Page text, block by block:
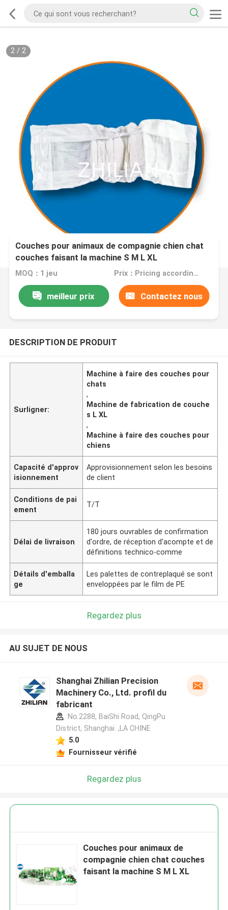
2/ 2
Couches pour animaux de compagnie chien chat
couches faisant la machine S M L XL
MOQ：1 jeu Prix：Pricing according to machine configuration
meilleur prix Contactez nous
DESCRIPTION DE PRODUIT
Surligner:
Machine à faire des couches pour
chats
,
Machine de fabrication de couche
s L XL
,
Machine à faire des couches pour
chiens
Capacité d'approv
isionnement
Approvisionnement selon les besoins
de client
Conditions de pai
ement
T/T
Délai de livraison
180 jours ouvrables de confirmation
d'ordre, de réception d'acompte et de
définitions technico-comme
Détails d'emballa
ge
Les palettes de contreplaqué se sont
enveloppées par le film de PE
Regardez plus
AU SUJET DE NOUS
Shanghai Zhilian Precision
Machinery Co., Ltd. profil du
fabricant
No.2288, BaiShi Road, QingPu
District, Shanghai. ,LA CHINE
5.0
Fournisseur vérifié
Regardez plus
Couches pour animaux de
compagnie chien chat couches
faisant la machine S M L XL